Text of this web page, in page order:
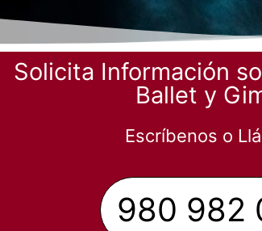
Solicita Información
Ballet y
Escríbenos o
980 982